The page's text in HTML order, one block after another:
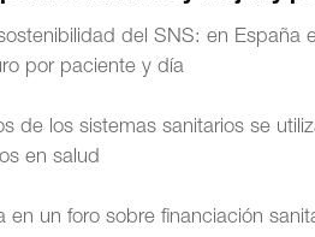
del SNS: en España
por paciente y día
de los sistemas sanitarios se
en salud
un foro sobre financiación